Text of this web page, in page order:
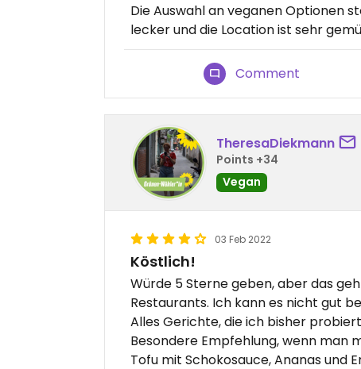
Die Auswahl an veganen Optionen
lecker und die Location ist sehr
Comment
TheresaDiekmann
Points +34
Vegan
03 Feb 2022
Köstlich!
Würde 5 Sterne geben, aber das
Restaurants. Ich kann es nicht gut
Alles Gerichte, die ich bisher
Besondere Empfehlung, wenn man
Tofu mit Schokosauce, Ananas und